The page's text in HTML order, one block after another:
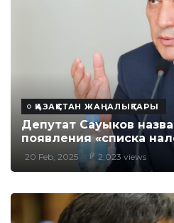
ҚАЗАҚСТАН ЖАҢАЛЫҚТАРЫ
Депутат Сауыков
появления «списка
20 Feb, 2025 2,023 views